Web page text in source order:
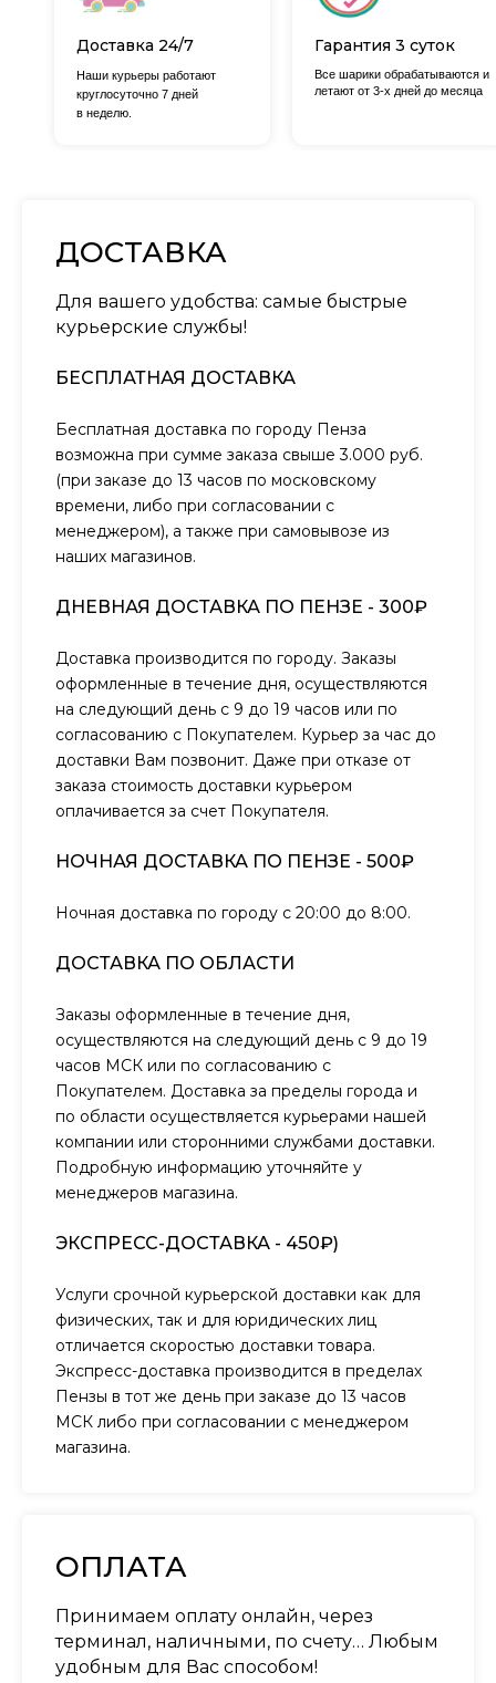
Доставка 24/7
Все шарики обрабатываются и
летают от 3-х дней до месяца
Наши курьеры работают
круглосуточно 7 дней
в неделю.
Гарантия 3 суток
ДОСТАВКА
Для вашего удобства: самые быстрые
курьерские службы!
БЕСПЛАТНАЯ ДОСТАВКА
Бесплатная доставка по городу Пенза
возможна при сумме заказа свыше 3.000 руб.
(при заказе до 13 часов по московскому
времени, либо при согласовании с
менеджером), а также при самовывозе из
наших магазинов.
ДНЕВНАЯ ДОСТАВКА ПО ПЕНЗЕ - 300₽
Доставка производится по городу. Заказы
оформленные в течение дня, осуществляются
на следующий день с 9 до 19 часов или по
согласованию с Покупателем. Курьер за час до
доставки Вам позвонит. Даже при отказе от
заказа стоимость доставки курьером
оплачивается за счет Покупателя.
НОЧНАЯ ДОСТАВКА ПО ПЕНЗЕ - 500₽
Ночная доставка по городу с 20:00 до 8:00.
ДОСТАВКА ПО ОБЛАСТИ
Заказы оформленные в течение дня,
осуществляются на следующий день с 9 до 19
часов МСК или по согласованию с
Покупателем. Доставка за пределы города и
по области осуществляется курьерами нашей
компании или сторонними службами доставки.
Подробную информацию уточняйте у
менеджеров магазина.
ЭКСПРЕСС-ДОСТАВКА - 450₽)
Услуги срочной курьерской доставки как для
физических, так и для юридических лиц
отличается скоростью доставки товара.
Экспресс-доставка производится в пределах
Пензы в тот же день при заказе до 13 часов
МСК либо при согласовании с менеджером
магазина.
ОПЛАТА
Принимаем оплату онлайн, через
терминал, наличными, по счету… Любым
удобным для Вас способом!